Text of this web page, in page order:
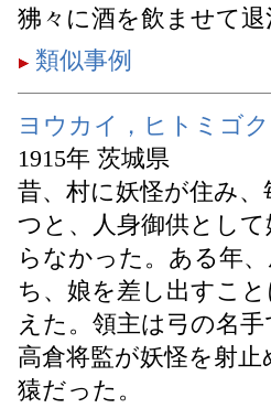
狒々に酒を飲ませて
類似事例
ヨウカイ，ヒトミゴ
1915年 茨城県
昔、村に妖怪が住み
つと、人身御供とし
らなかった。ある年
ち、娘を差し出すこ
えた。領主は弓の名
高倉将監が妖怪を射
猿だった。